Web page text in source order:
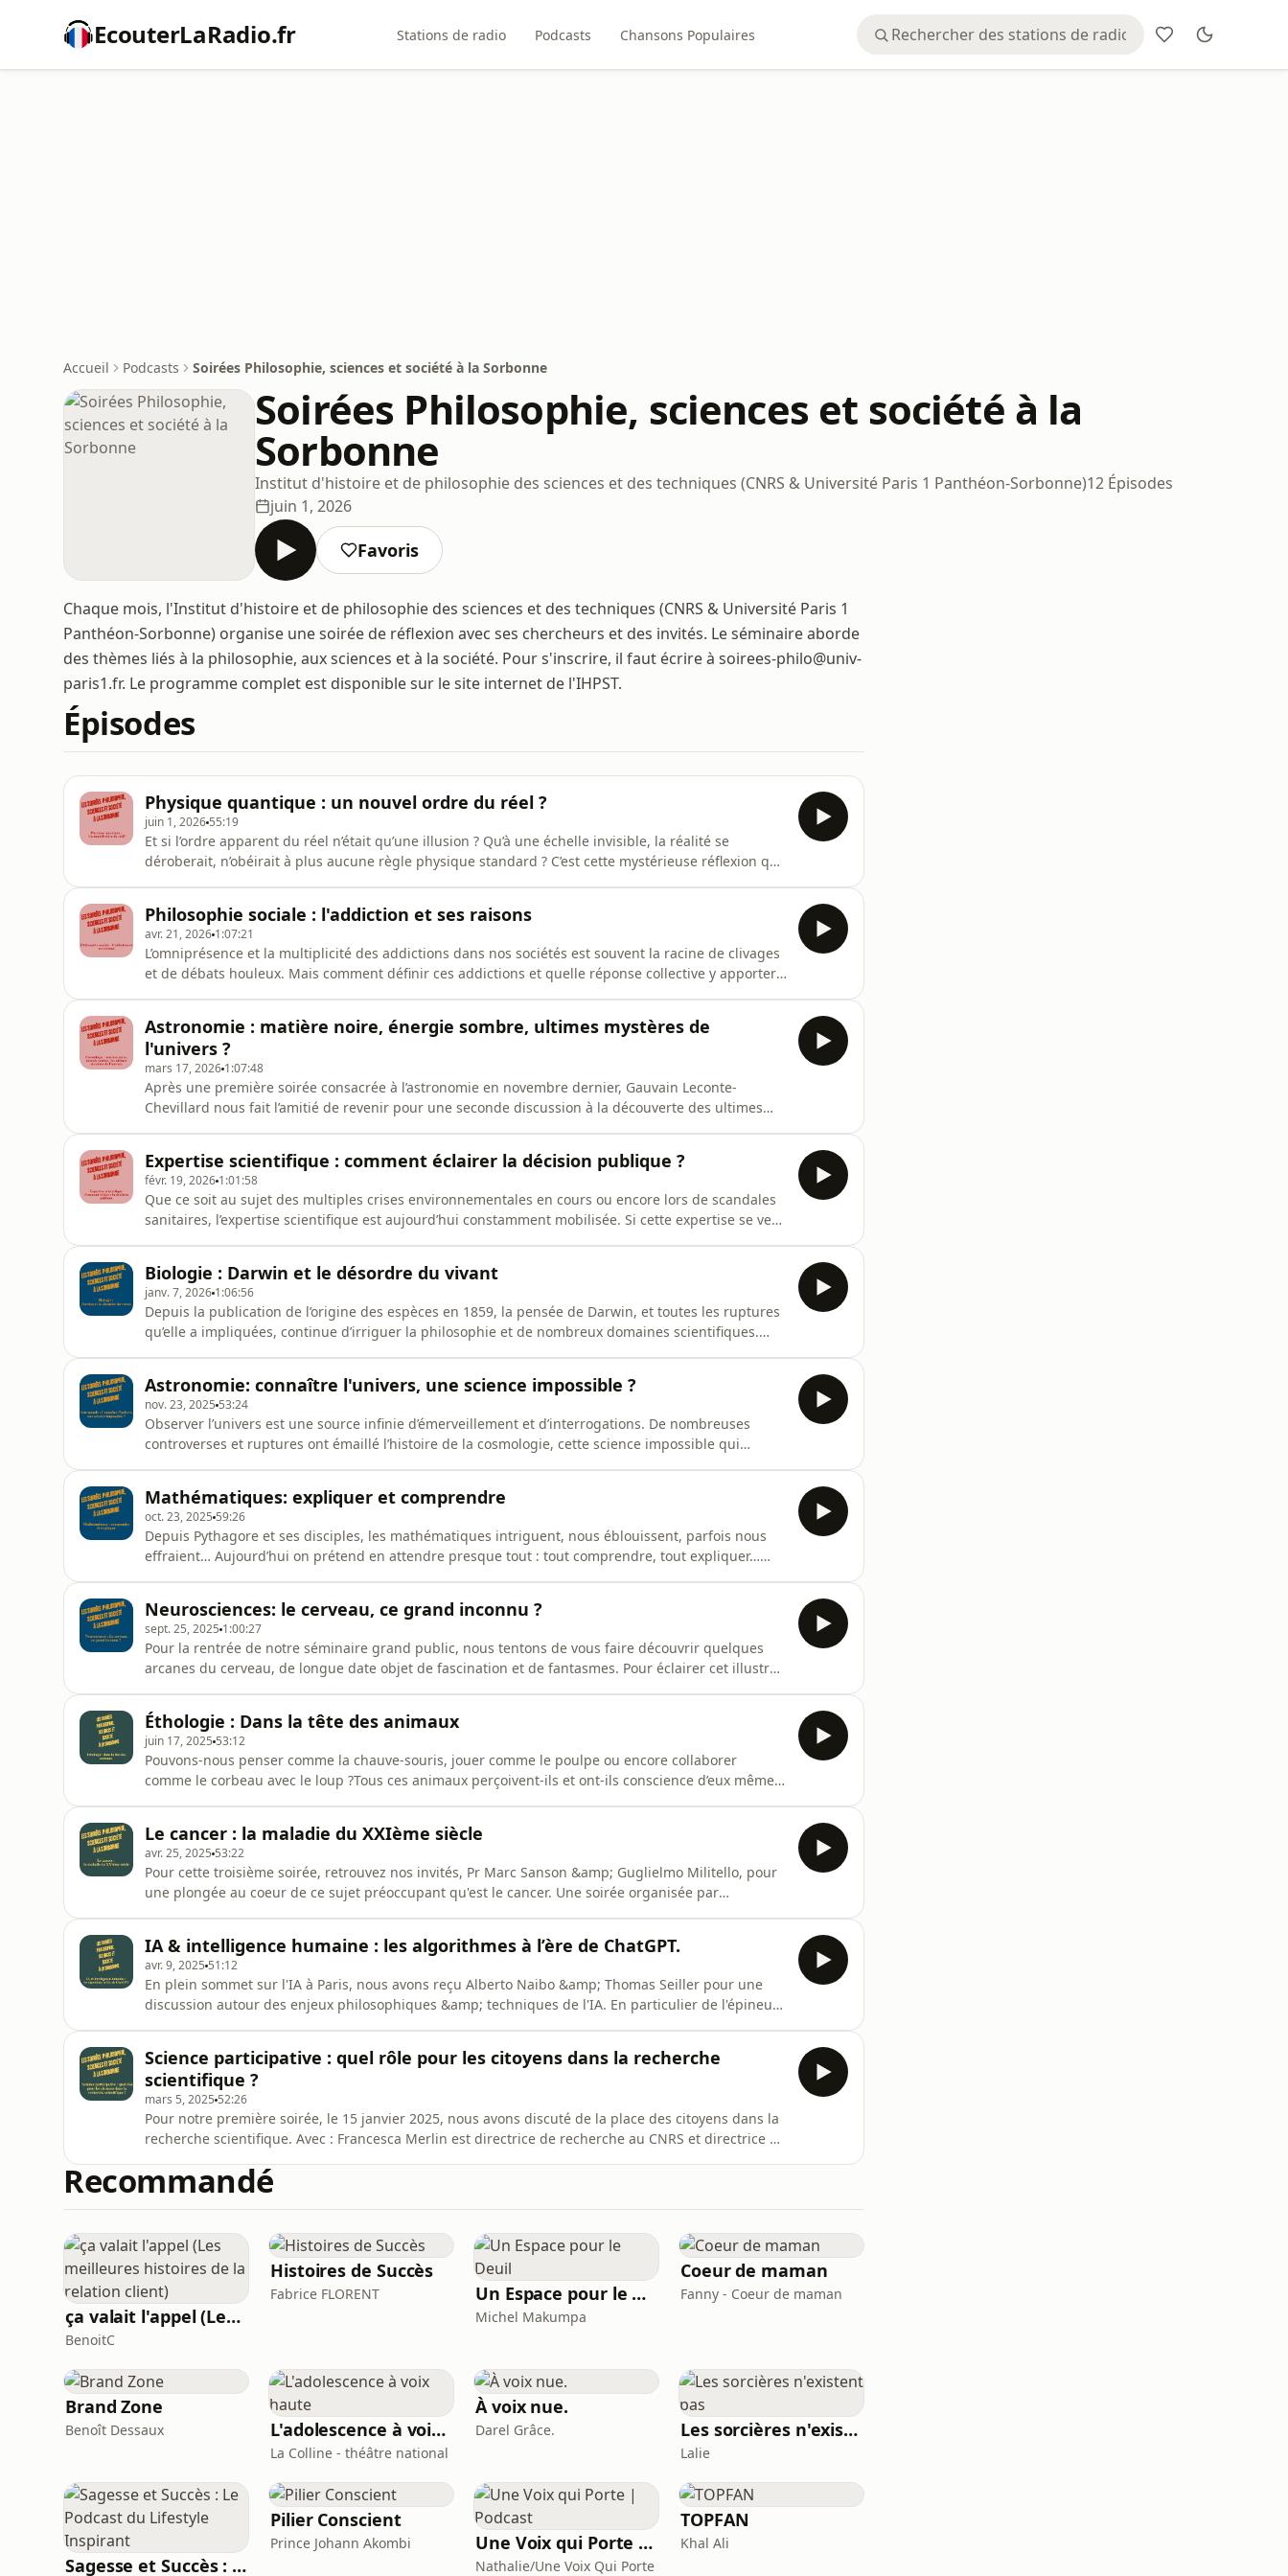
EcouterLaRadio.fr Stations de radio Podcasts Chansons Populaires
Accueil Podcasts Soirées Philosophie, sciences et société à la Sorbonne
Soirées Philosophie, sciences et société à la
Sorbonne
Institut d'histoire et de philosophie des sciences et des techniques (CNRS & Université Paris 1 Panthéon-Sorbonne)12 Épisodes
juin 1, 2026
Favoris
Chaque mois, l'Institut d'histoire et de philosophie des sciences et des techniques (CNRS & Université Paris 1
Panthéon-Sorbonne) organise une soirée de réflexion avec ses chercheurs et des invités. Le séminaire aborde
des thèmes liés à la philosophie, aux sciences et à la société. Pour s'inscrire, il faut écrire à soirees-philo@univ-
paris1.fr. Le programme complet est disponible sur le site internet de l'IHPST.
Épisodes
Physique quantique : un nouvel ordre du réel ?
juin 1, 2026 55:19
Et si l’ordre apparent du réel n’était qu’une illusion ? Qu’à une échelle invisible, la réalité se
déroberait, n’obéirait à plus aucune règle physique standard ? C’est cette mystérieuse réflexion qui
réservation :
Philosophie sociale : l'addiction et ses raisons
avr. 21, 2026 1:07:21
L’omniprésence et la multiplicité des addictions dans nos sociétés est souvent la racine de clivages
et de débats houleux. Mais comment définir ces addictions et quelle réponse collective y apporter ?
Astronomie : matière noire, énergie sombre, ultimes mystères de
l'univers ?
mars 17, 2026 1:07:48
Après une première soirée consacrée à l’astronomie en novembre dernier, Gauvain Leconte-
Chevillard nous fait l’amitié de revenir pour une seconde discussion à la découverte des ultimes
les dernières
Expertise scientifique : comment éclairer la décision publique ?
févr. 19, 2026 1:01:58
Que ce soit au sujet des multiples crises environnementales en cours ou encore lors de scandales
sanitaires, l’expertise scientifique est aujourd’hui constamment mobilisée. Si cette expertise se veut
Biologie : Darwin et le désordre du vivant
janv. 7, 2026 1:06:56
Depuis la publication de l’origine des espèces en 1859, la pensée de Darwin, et toutes les ruptures
qu’elle a impliquées, continue d’irriguer la philosophie et de nombreux domaines scientifiques.
(CNRS &amp;
Astronomie: connaître l'univers, une science impossible ?
nov. 23, 2025 53:24
Observer l’univers est une source infinie d’émerveillement et d’interrogations. De nombreuses
controverses et ruptures ont émaillé l’histoire de la cosmologie, cette science impossible qui
Paris) et le philo
Mathématiques: expliquer et comprendre
oct. 23, 2025 59:26
Depuis Pythagore et ses disciples, les mathématiques intriguent, nous éblouissent, parfois nous
effraient… Aujourd’hui on prétend en attendre presque tout : tout comprendre, tout expliquer…
Giardino
Neurosciences: le cerveau, ce grand inconnu ?
sept. 25, 2025 1:00:27
Pour la rentrée de notre séminaire grand public, nous tentons de vous faire découvrir quelques
arcanes du cerveau, de longue date objet de fascination et de fantasmes. Pour éclairer cet illustre
Héloïse Athéa et du neuroscientifique Nicolas Heck ?Hébergé par Ausha. Visitez ausha.co/politique-
de-confidenti
Éthologie : Dans la tête des animaux
juin 17, 2025 53:12
Pouvons-nous penser comme la chauve-souris, jouer comme le poulpe ou encore collaborer
comme le corbeau avec le loup ?Tous ces animaux perçoivent-ils et ont-ils conscience d’eux mêmes
philosophie &amp; société, nous rec
Le cancer : la maladie du XXIème siècle
avr. 25, 2025 53:22
Pour cette troisième soirée, retrouvez nos invités, Pr Marc Sanson &amp; Guglielmo Militello, pour
une plongée au coeur de ce sujet préoccupant qu'est le cancer. Une soirée organisée par
IA & intelligence humaine : les algorithmes à l’ère de ChatGPT.
avr. 9, 2025 51:12
En plein sommet sur l'IA à Paris, nous avons reçu Alberto Naibo &amp; Thomas Seiller pour une
discussion autour des enjeux philosophiques &amp; techniques de l'IA. En particulier de l'épineux
Science participative : quel rôle pour les citoyens dans la recherche
scientifique ?
mars 5, 2025 52:26
Pour notre première soirée, le 15 janvier 2025, nous avons discuté de la place des citoyens dans la
recherche scientifique. Avec : Francesca Merlin est directrice de recherche au CNRS et directrice de
probabilité, épigénétique et hérédité, fitness et évolution. Elle travaille aussi sur la relation santé-
environne
Recommandé
ça valait l'appel (Les meilleures histoires de la relation client)
BenoitC
Histoires de Succès
Fabrice FLORENT Un Espace pour le Deuil
Michel Makumpa
Coeur de maman
Fanny - Coeur de maman
Brand Zone
Benoît Dessaux L'adolescence à voix haute
La Colline - théâtre national
À voix nue.
Darel Grâce. Les sorcières n'existent pas
Lalie
Sagesse et Succès : Le Podcast du Lifestyle Inspirant
Pilier Conscient
Prince Johann Akombi Une Voix qui Porte | Podcast
Nathalie/Une Voix Qui Porte
TOPFAN
Khal Ali